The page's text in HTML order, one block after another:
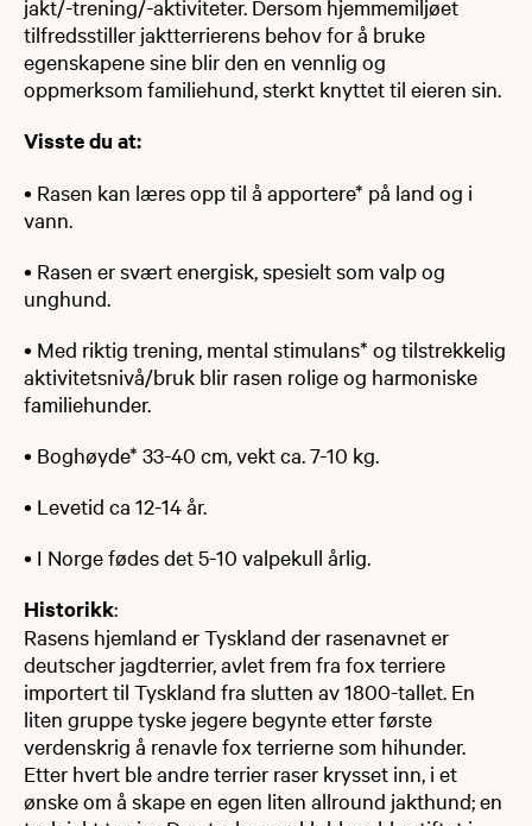
jakt/-trening/-aktiviteter. Dersom hjemmemiljøet
tilfredsstiller jaktterrierens behov for å bruke
egenskapene sine blir den en vennlig og
oppmerksom familiehund, sterkt knyttet til eieren sin.
Visste du at:
• Rasen kan læres opp til å apportere* på land og i
vann.
• Rasen er svært energisk, spesielt som valp og
unghund.
• Med riktig trening, mental stimulans* og tilstrekkelig
aktivitetsnivå/bruk blir rasen rolige og harmoniske
familiehunder.
• Boghøyde* 33-40 cm, vekt ca. 7-10 kg.
• Levetid ca 12-14 år.
• I Norge fødes det 5-10 valpekull årlig.
Historikk:
Rasens hjemland er Tyskland der rasenavnet er
deutscher jagdterrier, avlet frem fra fox terriere
importert til Tyskland fra slutten av 1800-tallet. En
liten gruppe tyske jegere begynte etter første
verdenskrig å renavle fox terrierne som hihunder.
Etter hvert ble andre terrier raser krysset inn, i et
ønske om å skape en egen liten allround jakthund; en